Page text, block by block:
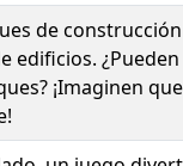
de
edificios.
¡Imaginen